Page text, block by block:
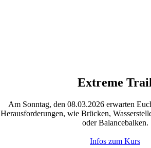
Extreme
Am Sonntag, den 08.03.2026 erwarten
Herausforderungen, wie Brücken,
oder Balancebalken.
Infos zum Kurs